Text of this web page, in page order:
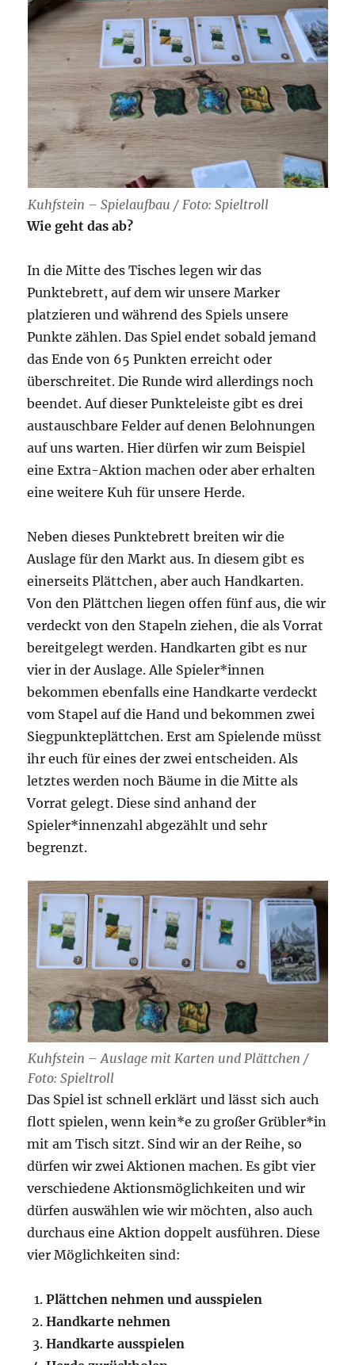
Kuhfstein – Spielaufbau / Foto: Spieltroll
Wie geht das ab?
In die Mitte des Tisches legen wir das
Punktebrett, auf dem wir unsere Marker
platzieren und während des Spiels unsere
Punkte zählen. Das Spiel endet sobald jemand
das Ende von 65 Punkten erreicht oder
überschreitet. Die Runde wird allerdings noch
beendet. Auf dieser Punkteleiste gibt es drei
austauschbare Felder auf denen Belohnungen
auf uns warten. Hier dürfen wir zum Beispiel
eine Extra-Aktion machen oder aber erhalten
eine weitere Kuh für unsere Herde.
Neben dieses Punktebrett breiten wir die
Auslage für den Markt aus. In diesem gibt es
einerseits Plättchen, aber auch Handkarten.
Von den Plättchen liegen offen fünf aus, die wir
verdeckt von den Stapeln ziehen, die als Vorrat
bereitgelegt werden. Handkarten gibt es nur
vier in der Auslage. Alle Spieler*innen
bekommen ebenfalls eine Handkarte verdeckt
vom Stapel auf die Hand und bekommen zwei
Siegpunkteplättchen. Erst am Spielende müsst
ihr euch für eines der zwei entscheiden. Als
letztes werden noch Bäume in die Mitte als
Vorrat gelegt. Diese sind anhand der
Spieler*innenzahl abgezählt und sehr
begrenzt.
Kuhfstein – Auslage mit Karten und Plättchen /
Foto: Spieltroll
Das Spiel ist schnell erklärt und lässt sich auch
flott spielen, wenn kein*e zu großer Grübler*in
mit am Tisch sitzt. Sind wir an der Reihe, so
dürfen wir zwei Aktionen machen. Es gibt vier
verschiedene Aktionsmöglichkeiten und wir
dürfen auswählen wie wir möchten, also auch
durchaus eine Aktion doppelt ausführen. Diese
vier Möglichkeiten sind:
Plättchen nehmen und ausspielen
Handkarte nehmen
Handkarte ausspielen